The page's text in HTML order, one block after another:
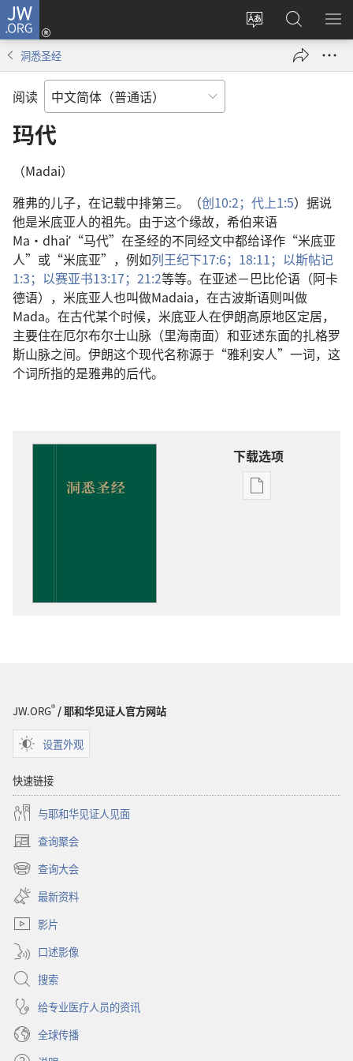
JW.ORG
更
登
录
（打
搜
索
JW.ORG
显
洞悉圣经
阅读
玛代
（Madai）
雅弗的儿子，在记载中排第三。（创10:2； 代上1:5）据说
他是米底亚人的祖先。由于这个缘故，希伯来语
Ma·dhaiʹ“马代”在圣经的不同经文中都给译作“米底亚
人”或“米底亚”，例如列王纪下17:6； 18:11； 以斯帖记
1:3； 以赛亚书13:17； 21:2等等。在亚述－巴比伦语（阿卡
德语），米底亚人也叫做Madaia，在古波斯语则叫做
Mada。在古代某个时候，米底亚人在伊朗高原地区定居，
主要住在厄尔布尔士山脉（里海南面）和亚述东面的扎格罗
斯山脉之间。伊朗这个现代名称源于“雅利安人”一词，这
个词所指的是雅弗的后代。
下载选项
出
JW.ORG®/ 耶和华见证人官方网站
设置外观
快速链接
与耶和华见证人见面
查询聚会
（打
开
新
窗
口）
查询大会
（打
开
新
窗
最新资料
影片
口述影像
搜索
给专业医疗人员的资讯
全球传播